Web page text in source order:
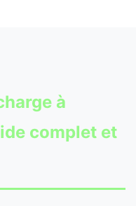
à
complet et